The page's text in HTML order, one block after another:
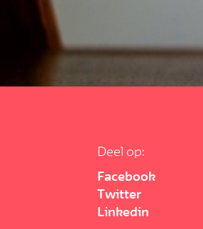
Deel op:
Facebook
Twitter
Linkedin